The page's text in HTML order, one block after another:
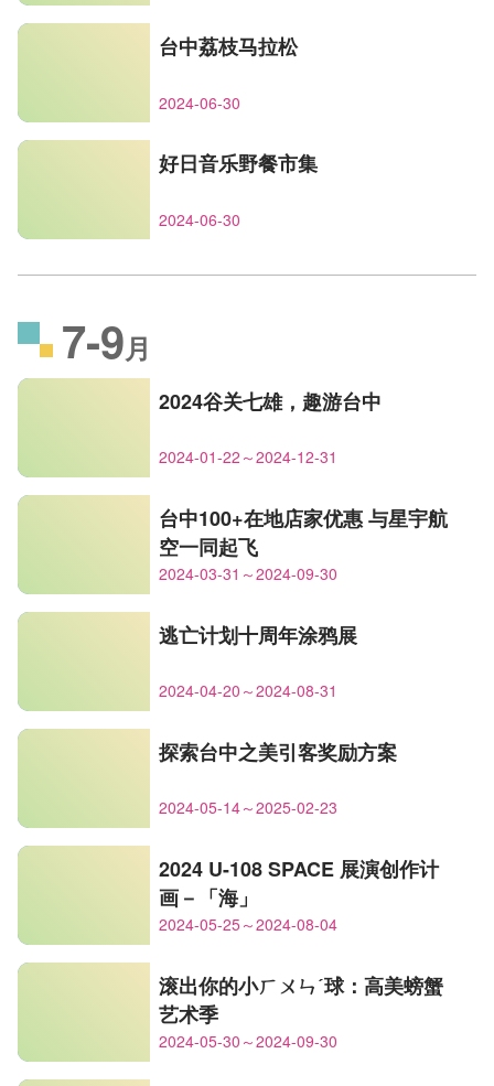
台中荔枝马拉松
2024-06-30
好日音乐野餐市集
2024-06-30
7-9月
2024谷关七雄，趣游台中
2024-01-22～2024-12-31
台中100+在地店家优惠 与星宇航
空一同起飞
2024-03-31～2024-09-30
逃亡计划十周年涂鸦展
2024-04-20～2024-08-31
探索台中之美引客奖励方案
2024-05-14～2025-02-23
2024 U-108 SPACE 展演创作计
画－「海」
2024-05-25～2024-08-04
滚出你的小ㄏㄨㄣˊ球：高美螃蟹
艺术季
2024-05-30～2024-09-30